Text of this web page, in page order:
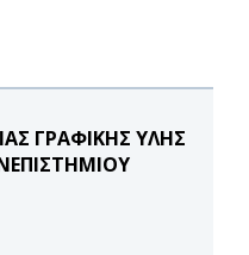
ΓΡΑΦΙΚΗΣ ΥΛΗΣ